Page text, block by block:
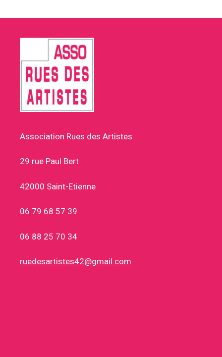
Association Rues des Artistes
29 rue Paul Bert
42000 Saint-Etienne
06 79 68 57 39
06 88 25 70 34
ruedesartistes42@gmail.com